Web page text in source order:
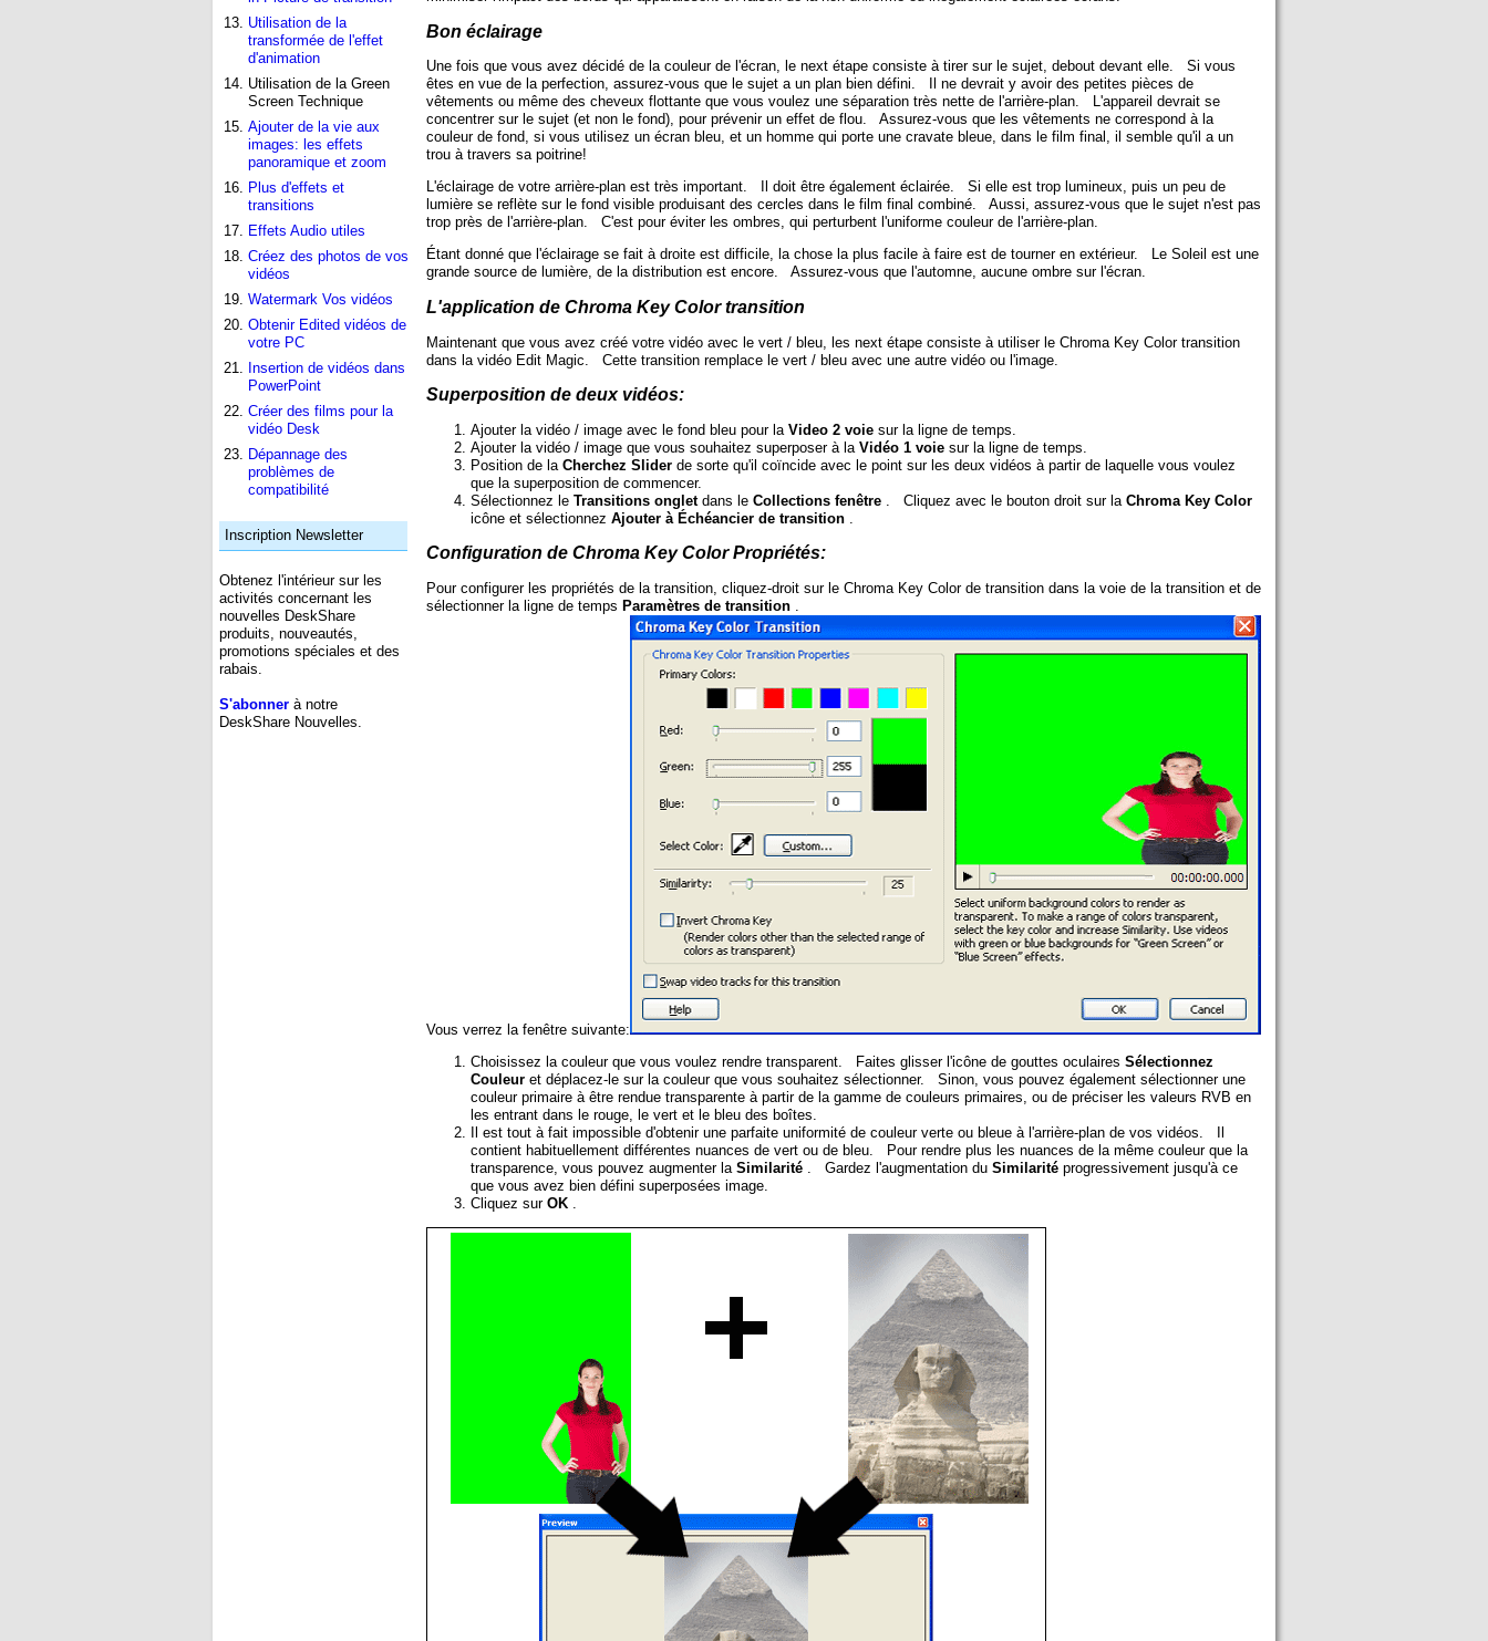
Utilisation de la
transformée de l'effet
d'animation
Utilisation de la Green
Screen Technique
Ajouter de la vie aux
images: les effets
panoramique et zoom
Plus d'effets et
transitions
Effets Audio utiles
Créez des photos de vos
vidéos
Watermark Vos vidéos
Obtenir Edited vidéos de
votre PC
Insertion de vidéos dans
PowerPoint
Créer des films pour la
vidéo Desk
Dépannage des
problèmes de
compatibilité
Inscription Newsletter
Obtenez l'intérieur sur les
activités concernant les
nouvelles DeskShare
produits, nouveautés,
promotions spéciales et des
rabais.
S'abonner à notre
DeskShare Nouvelles.
Bon éclairage
Une fois que vous avez décidé de la couleur de l'écran, le next étape consiste à tirer sur le sujet, debout devant elle. Si vous
êtes en vue de la perfection, assurez-vous que le sujet a un plan bien défini. Il ne devrait y avoir des petites pièces de
vêtements ou même des cheveux flottante que vous voulez une séparation très nette de l'arrière-plan. L'appareil devrait se
concentrer sur le sujet (et non le fond), pour prévenir un effet de flou. Assurez-vous que les vêtements ne correspond à la
couleur de fond, si vous utilisez un écran bleu, et un homme qui porte une cravate bleue, dans le film final, il semble qu'il a un
trou à travers sa poitrine!
L'éclairage de votre arrière-plan est très important. Il doit être également éclairée. Si elle est trop lumineux, puis un peu de
lumière se reflète sur le fond visible produisant des cercles dans le film final combiné. Aussi, assurez-vous que le sujet n'est pas
trop près de l'arrière-plan. C'est pour éviter les ombres, qui perturbent l'uniforme couleur de l'arrière-plan.
Étant donné que l'éclairage se fait à droite est difficile, la chose la plus facile à faire est de tourner en extérieur. Le Soleil est une
grande source de lumière, de la distribution est encore. Assurez-vous que l'automne, aucune ombre sur l'écran.
L'application de Chroma Key Color transition
Maintenant que vous avez créé votre vidéo avec le vert / bleu, les next étape consiste à utiliser le Chroma Key Color transition
dans la vidéo Edit Magic. Cette transition remplace le vert / bleu avec une autre vidéo ou l'image.
Superposition de deux vidéos:
Ajouter la vidéo / image avec le fond bleu pour la Video 2 voie sur la ligne de temps.
Ajouter la vidéo / image que vous souhaitez superposer à la Vidéo 1 voie sur la ligne de temps.
Position de la Cherchez Slider de sorte qu'il coïncide avec le point sur les deux vidéos à partir de laquelle vous voulez
que la superposition de commencer.
Sélectionnez le Transitions ongletdans le Collections fenêtre . Cliquez avec le bouton droit sur la Chroma Key Color
icône et sélectionnez Ajouter à Échéancier de transition
Configuration de Chroma Key Color Propriétés:
Pour configurer les propriétés de la transition, cliquez-droit sur le Chroma Key Color de transition dans la voie de la transition et de
sélectionner la ligne de temps Paramètres de transition .
Vous verrez la fenêtre suivante:
Choisissez la couleur que vous voulez rendre transparent. Faites glisser l'icône de gouttes oculaires Sélectionnez
Couleur et déplacez-le sur la couleur que vous souhaitez sélectionner. Sinon, vous pouvez également sélectionner une
couleur primaire à être rendue transparente à partir de la gamme de couleurs primaires, ou de préciser les valeurs RVB en
les entrant dans le rouge, le vert et le bleu des boîtes.
Il est tout à fait impossible d'obtenir une parfaite uniformité de couleur verte ou bleue à l'arrière-plan de vos vidéos. Il
contient habituellement différentes nuances de vert ou de bleu. Pour rendre plus les nuances de la même couleur que la
transparence, vous pouvez augmenter laSimilarité . Gardez l'augmentation du Similarité progressivement jusqu'à ce
que vous avez bien défini superposées image.
Cliquez surOK .